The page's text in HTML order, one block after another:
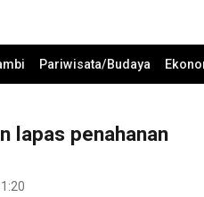
Pariwisata/Budaya
lapas penahanan